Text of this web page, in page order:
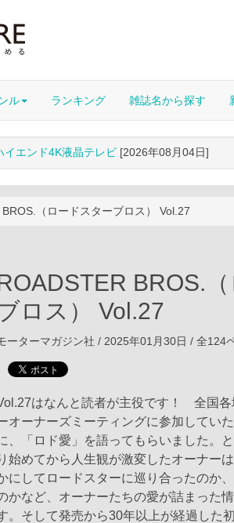
ル ランキング 雑誌名から探す
イエンド4K液晶テレビ [2026年08月04日]
（ロードスターブロス） Vol.27
BROS.
ロス） Vol.27
ーターマガジン社 / 2025年01月30日 / 全124
はなんと読者が主役です！ 全国各
オーナーズミーティングに参加してい
、「ロド愛」を語ってもらいました。
始めてから人生観が激変したオーナー
にしてロードスターに巡り合ったのか
かなど、オーナーたちの愛が詰まった
。そして発売から30年以上が経過した